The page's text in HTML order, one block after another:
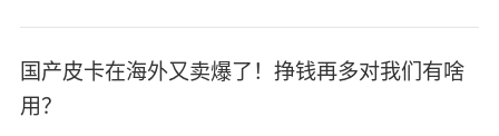
国产皮卡在海外又卖爆了！挣钱再多对我们有啥
用？